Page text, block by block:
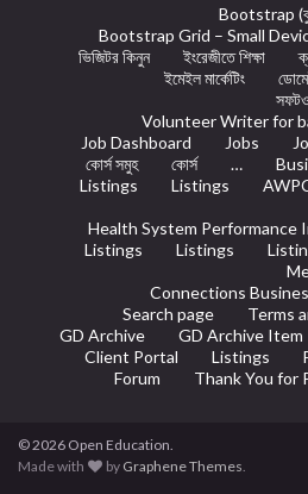
Bootstrap
Bootstrap Grid – Small
ভিজিটর কিনুন
ইংরেজীতে শিক্ষা
ইমেইল মার্কেটিং
Volunteer Writer for
Job Dashboard
Jobs
কোর্স সমুহ
কোর্স …
Listings
Listings
Health System Performance
Listings
Listings
Connections
Search page
Terms
GD Archive
GD Archive Item
Client Portal
Listings
Forum
Thank You for
© 2026 Open Education.
Made with
by Graphene Themes